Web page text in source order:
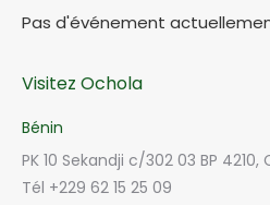
Pas d'événement
Visitez Ochola
Bénin
PK 10 Sekandji c/302 03 BP
Tél +229 62 15 25 09